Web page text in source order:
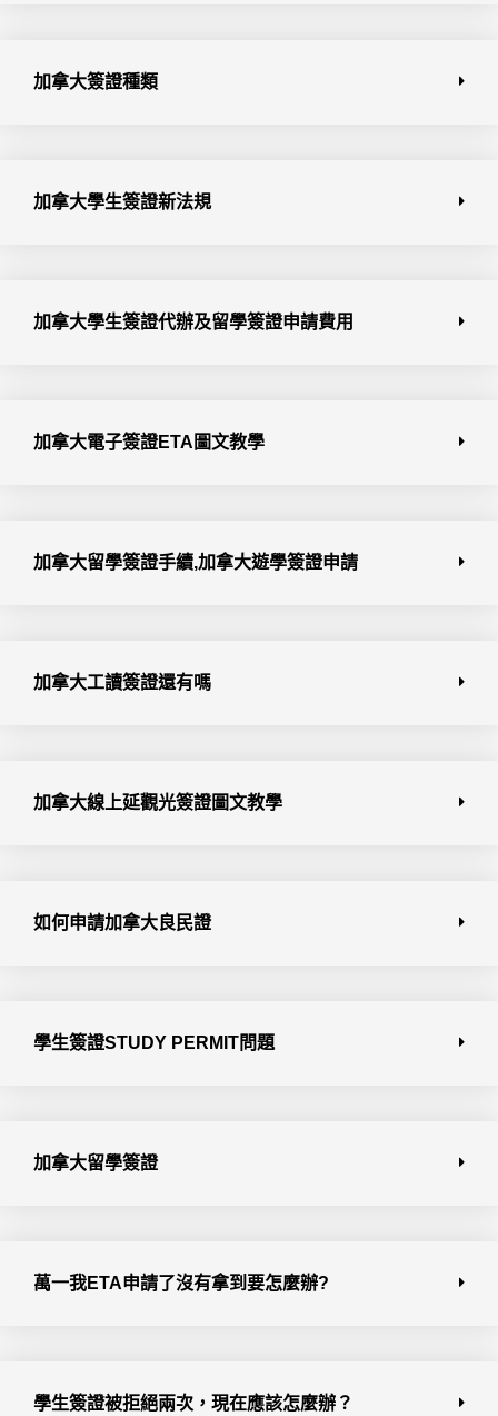
加拿大簽證種類
加拿大學生簽證新法規
加拿大學生簽證代辦及留學簽證申請費用
加拿大電子簽證ETA圖文教學
加拿大留學簽證手續,加拿大遊學簽證申請
加拿大工讀簽證還有嗎
加拿大線上延觀光簽證圖文教學
如何申請加拿大良民證
學生簽證STUDY PERMIT問題
加拿大留學簽證
萬一我ETA申請了沒有拿到要怎麼辦?
學生簽證被拒絕兩次，現在應該怎麼辦？